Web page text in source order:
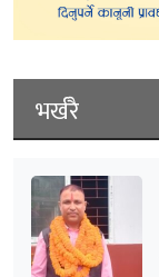
भर्खरै